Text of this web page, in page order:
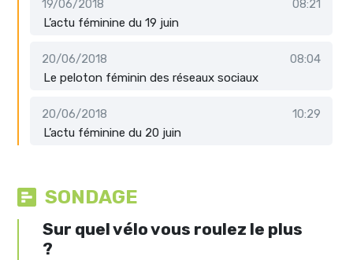
19/06/2018
08:21
L’actu féminine du 19 juin
20/06/2018
08:04
Le peloton féminin des réseaux sociaux
20/06/2018
10:29
L’actu féminine du 20 juin
SONDAGE
Sur quel vélo vous roulez le plus
?